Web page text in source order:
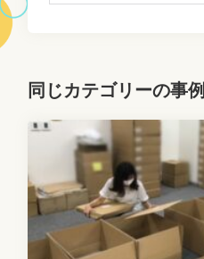
同じカテゴリーの事例